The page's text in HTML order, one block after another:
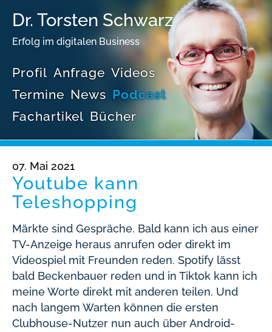
Dr. Torsten Schwarz
Erfolg im digitalen Business
Profil Anfrage Videos
Termine News Podcast
Fachartikel Bücher
07. Mai 2021
Youtube kann
Teleshopping
Märkte sind Gespräche. Bald kann ich aus einer
TV-Anzeige heraus anrufen oder direkt im
Videospiel mit Freunden reden. Spotify lässt
bald Beckenbauer reden und in Tiktok kann ich
meine Worte direkt mit anderen teilen. Und
nach langem Warten können die ersten
Clubhouse-Nutzer nun auch über Android-